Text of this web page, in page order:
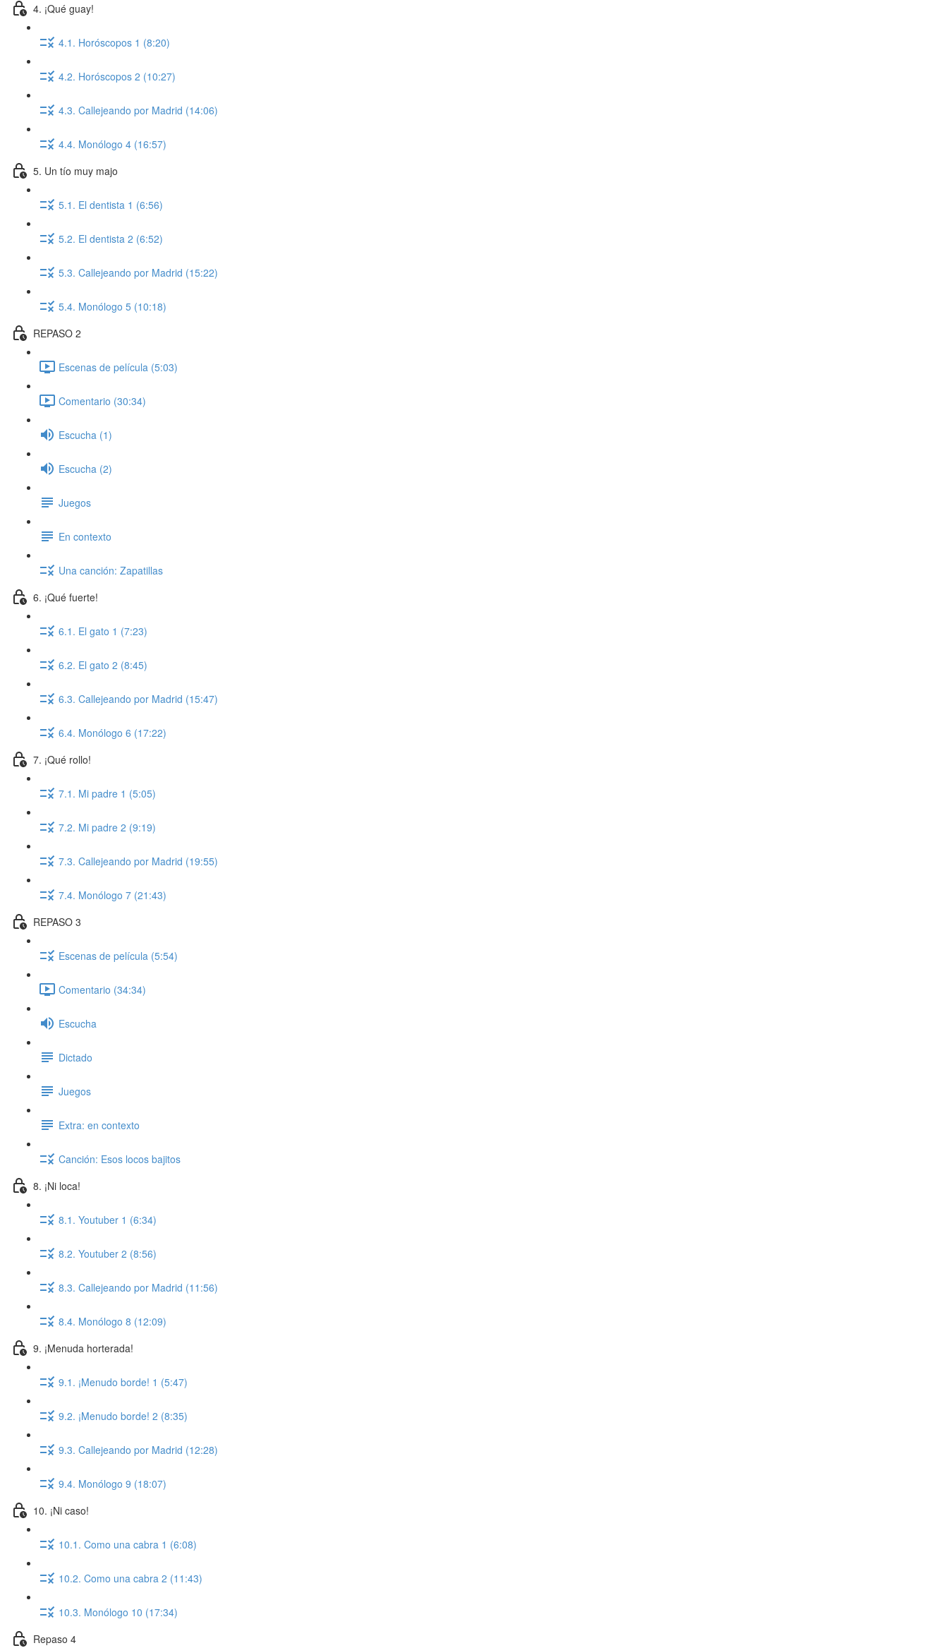
4. ¡Qué guay!
4.1. Horóscopos 1 (8:20)
4.2. Horóscopos 2 (10:27)
4.3. Callejeando por Madrid (14:06)
4.4. Monólogo 4 (16:57)
5. Un tío muy majo
5.1. El dentista 1 (6:56)
5.2. El dentista 2 (6:52)
5.3. Callejeando por Madrid (15:22)
5.4. Monólogo 5 (10:18)
REPASO 2
Escenas de película (5:03)
Comentario (30:34)
Escucha (1)
Escucha (2)
Juegos
En contexto
Una canción: Zapatillas
6. ¡Qué fuerte!
6.1. El gato 1 (7:23)
6.2. El gato 2 (8:45)
6.3. Callejeando por Madrid (15:47)
6.4. Monólogo 6 (17:22)
7. ¡Qué rollo!
7.1. Mi padre 1 (5:05)
7.2. Mi padre 2 (9:19)
7.3. Callejeando por Madrid (19:55)
7.4. Monólogo 7 (21:43)
REPASO 3
Escenas de película (5:54)
Comentario (34:34)
Escucha
Dictado
Juegos
Extra: en contexto
Canción: Esos locos bajitos
8. ¡Ni loca!
8.1. Youtuber 1 (6:34)
8.2. Youtuber 2 (8:56)
8.3. Callejeando por Madrid (11:56)
8.4. Monólogo 8 (12:09)
9. ¡Menuda horterada!
9.1. ¡Menudo borde! 1 (5:47)
9.2. ¡Menudo borde! 2 (8:35)
9.3. Callejeando por Madrid (12:28)
9.4. Monólogo 9 (18:07)
10. ¡Ni caso!
10.1. Como una cabra 1 (6:08)
10.2. Como una cabra 2 (11:43)
10.3. Monólogo 10 (17:34)
Repaso 4